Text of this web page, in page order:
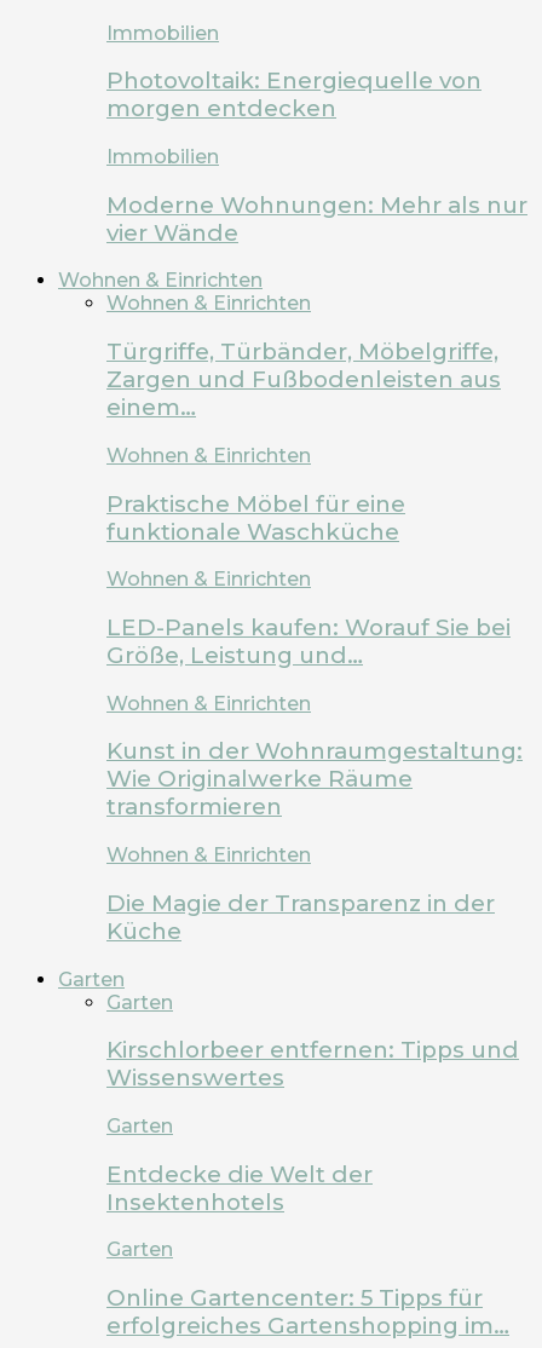
Immobilien
Photovoltaik: Energiequelle von
morgen entdecken
Immobilien
Moderne Wohnungen: Mehr als nur
vier Wände
Wohnen & Einrichten
Wohnen & Einrichten
Türgriffe, Türbänder, Möbelgriffe,
Zargen und Fußbodenleisten aus
einem…
Wohnen & Einrichten
Praktische Möbel für eine
funktionale Waschküche
Wohnen & Einrichten
LED-Panels kaufen: Worauf Sie bei
Größe, Leistung und…
Wohnen & Einrichten
Kunst in der Wohnraumgestaltung:
Wie Originalwerke Räume
transformieren
Wohnen & Einrichten
Die Magie der Transparenz in der
Küche
Garten
Garten
Kirschlorbeer entfernen: Tipps und
Wissenswertes
Garten
Entdecke die Welt der
Insektenhotels
Garten
Online Gartencenter: 5 Tipps für
erfolgreiches Gartenshopping im…